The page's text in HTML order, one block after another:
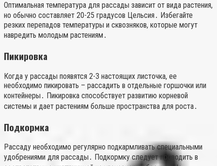
Оптимальная температура для рассады зависит от вида растения,
но обычно составляет 20-25 градусов Цельсия․ Избегайте
резких перепадов температуры и сквозняков, которые могут
навредить молодым растениям․
Пикировка
Когда у рассады появятся 2-3 настоящих листочка, ее
необходимо пикировать – рассадить в отдельные горшочки или
контейнеры․ Пикировка способствует развитию корневой
системы и дает растениям больше пространства для роста․
Подкормка
Рассаду необходимо регулярно подкармливать специальными
удобрениями для рассады․ Подкормку следует проводить в